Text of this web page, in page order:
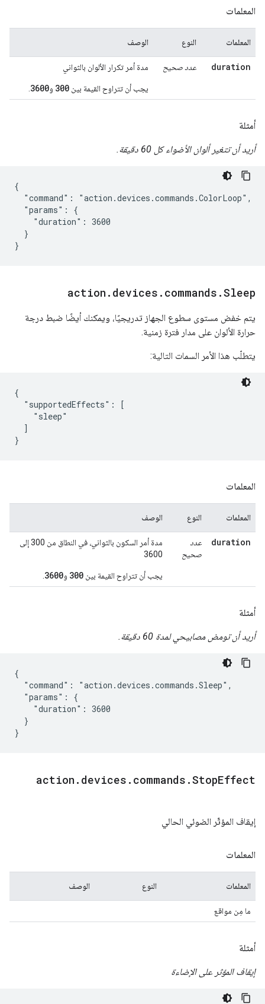
المعلمات
المعلمات النوع الوصف
duration عدد صحيح مدة أمر تكرار الألوان بالثواني
يجب أن تتراوح القيمة بين 300 و3600
أمثلة
أريد أن تتغير ألوان الأضواء كل 60 دقيقة.
{
  "command": "action.devices.commands.ColorLoop",
  "params": {
    "duration": 3600
  }
}
action . devices . commands .Sleep
يتم خفض مستوى سطوع الجهاز تدريجيًا، ويمكنك أيضًا ضبط درجة
حرارة الألوان على مدار فترة زمنية.
يتطلّب هذا الأمر السمات التالية:
{
  "supportedEffects": [
    "sleep"
  ]
المعلمات
المعلمات النوع الوصف
duration
عدد
صحيح
مدة أمر السكون بالثواني، في النطاق من 300 إلى
3600
يجب أن تتراوح القيمة بين 300 و3600
أمثلة
أريد أن تومض مصابيحي لمدة 60 دقيقة.
{
  "command": "action.devices.commands.Sleep",
  "params": {
    "duration": 3600
  }
}
action . devices . commands .StopEffect
إيقاف المؤثّر الضوئي الحالي
المعلمات
المعلمات النوع الوصف
ما مِن مواقع
أمثلة
إيقاف المؤثر على الإضاءة